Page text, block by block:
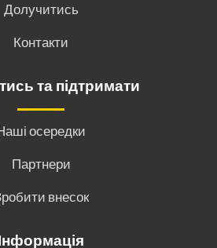
Долучитись
Контакти
та підтримати
осередки
Партнери
внесок